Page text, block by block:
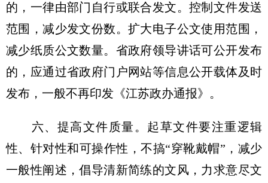
的，一律由部门自行或联合发文。控制文件发送
范围，减少发文份数。扩大电子公文使用范围，
减少纸质公文数量。省政府领导讲话可公开发布
的，应通过省政府门户网站等信息公开载体及时
发布，一般不再印发《江苏政办通报》。
六、提高文件质量。起草文件要注重逻辑
性、针对性和可操作性，不搞“穿靴戴帽”，减少
一般性阐述，倡导清新简练的文风，力求意尽文